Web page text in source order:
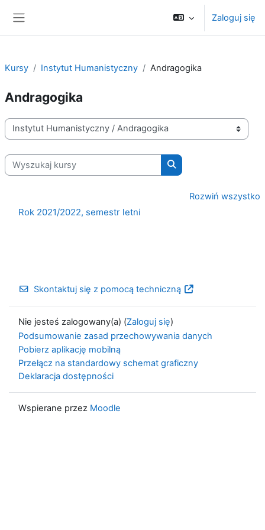
Zaloguj się
Kursy Instytut Humanistyczny Andragogika
Andragogika
Kategorie kursów
Wyszukaj kursy
Wyszukaj kursy
Rozwiń wszystko
Rok 2021/2022, semestr letni
Skontaktuj się z pomocą techniczną
Nie jesteś zalogowany(a) (Zaloguj się)
Podsumowanie zasad przechowywania danych
Pobierz aplikację mobilną
Przełącz na standardowy schemat graficzny
Deklaracja dostępności
Wspierane przez Moodle